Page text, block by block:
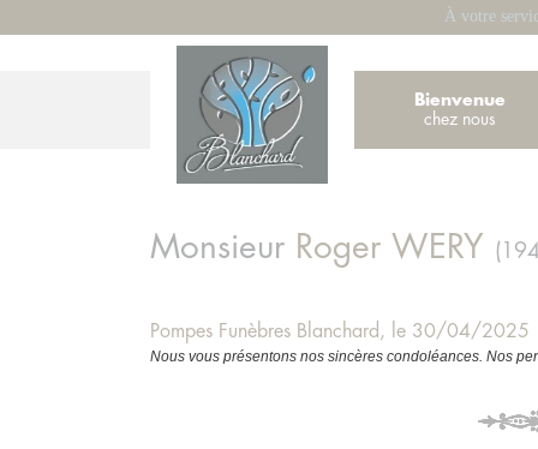
À votre
Bienvenue
chez nous
Monsieur Roger WERY
Pompes Funèbres Blanchard, le 30/04/2025
Nous vous présentons nos sincères condoléances. Nos